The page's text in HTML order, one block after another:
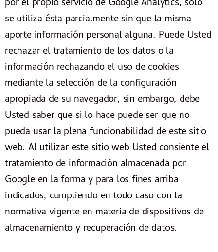
por el propio servicio de Google Analytics, sólo
se utiliza ésta parcialmente sin que la misma
aporte información personal alguna. Puede Usted
rechazar el tratamiento de los datos o la
información rechazando el uso de cookies
mediante la selección de la configuración
apropiada de su navegador, sin embargo, debe
Usted saber que si lo hace puede ser que no
pueda usar la plena funcionabilidad de este sitio
web. Al utilizar este sitio web Usted consiente el
tratamiento de información almacenada por
Google en la forma y para los fines arriba
indicados, cumpliendo en todo caso con la
normativa vigente en materia de dispositivos de
almacenamiento y recuperación de datos.